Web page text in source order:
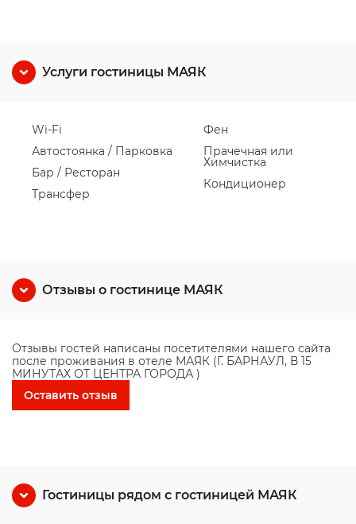
Услуги гостиницы МАЯК
Wi-Fi
Автостоянка / Парковка
Бар / Ресторан
Трансфер
Фен
Прачечная или
Химчистка
Кондиционер
Отзывы о гостинице МАЯК
Отзывы гостей написаны посетителями нашего сайта
после проживания в отеле МАЯК (Г. БАРНАУЛ, В 15
МИНУТАХ ОТ ЦЕНТРА ГОРОДА )
Оставить отзыв
Гостиницы рядом с гостиницей МАЯК